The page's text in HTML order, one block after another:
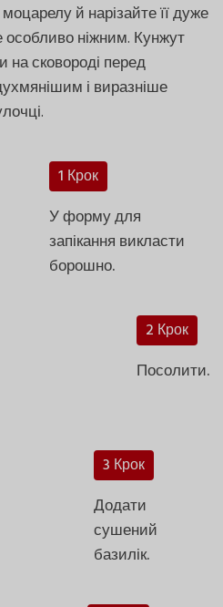
й нарізайте її дуже
особливо ніжним. Кунжут
на сковороді перед
і виразніше
1 Крок
У форму для
запікання викласти
борошно.
2 Крок
Посолити.
3 Крок
Додати
сушений
базилік.